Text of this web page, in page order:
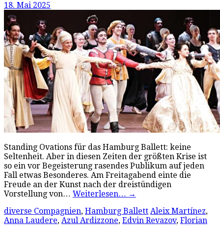
18. Mai 2025
Standing Ovations für das Hamburg Ballett: keine
Seltenheit. Aber in diesen Zeiten der größten Krise ist
so ein vor Begeisterung rasendes Publikum auf jeden
Fall etwas Besonderes. Am Freitagabend einte die
Freude an der Kunst nach der dreistündigen
Vorstellung von… Weiterlesen… →
diverse Compagnien, Hamburg Ballett Aleix Martínez,
Anna Laudere, Azul Ardizzone, Edvin Revazov, Florian